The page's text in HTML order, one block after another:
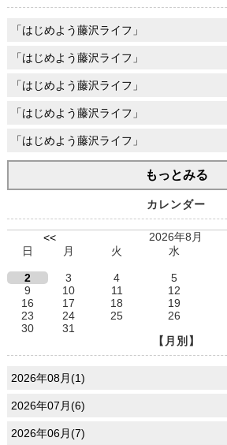
「はじめよう藤沢ライフ」
「はじめよう藤沢ライフ」
「はじめよう藤沢ライフ」
「はじめよう藤沢ライフ」
「はじめよう藤沢ライフ」
もっとみる
カレンダー
<<
2026年8月
日
月 火 水
2
3 4 5
9
10 11 12
16
17 18 19
23
24 25 26
30
31
【月別】
2026年08月(1)
2026年07月(6)
2026年06月(7)